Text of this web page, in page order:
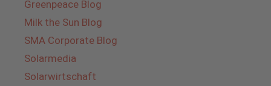
Greenpeace Blog
Milk the Sun Blog
SMA Corporate Blog
Solarmedia
Solarwirtschaft